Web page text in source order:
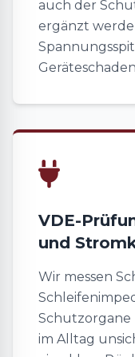
auch der
ergänzt
VDE-
und
Wir messen
Schutzorgane
im Alltag